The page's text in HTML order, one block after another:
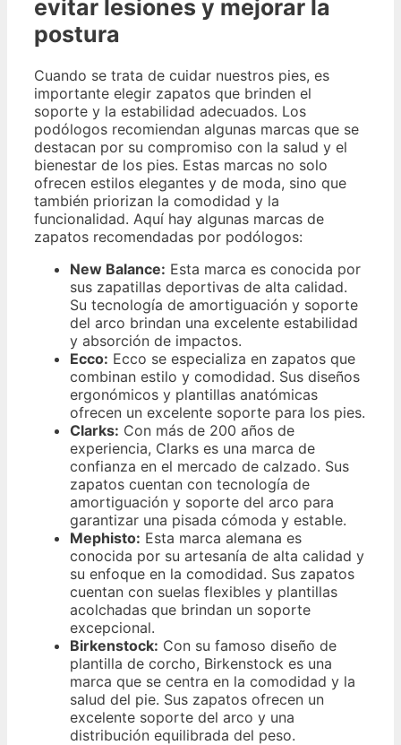
evitar lesiones y mejorar la
postura
Cuando se trata de cuidar nuestros pies, es
importante elegir zapatos que brinden el
soporte y la estabilidad adecuados. Los
podólogos recomiendan algunas marcas que se
destacan por su compromiso con la salud y el
bienestar de los pies. Estas marcas no solo
ofrecen estilos elegantes y de moda, sino que
también priorizan la comodidad y la
funcionalidad. Aquí hay algunas marcas de
zapatos recomendadas por podólogos:
New Balance: Esta marca es conocida por
sus zapatillas deportivas de alta calidad.
Su tecnología de amortiguación y soporte
del arco brindan una excelente estabilidad
y absorción de impactos.
Ecco: Ecco se especializa en zapatos que
combinan estilo y comodidad. Sus diseños
ergonómicos y plantillas anatómicas
ofrecen un excelente soporte para los pies.
Clarks: Con más de 200 años de
experiencia, Clarks es una marca de
confianza en el mercado de calzado. Sus
zapatos cuentan con tecnología de
amortiguación y soporte del arco para
garantizar una pisada cómoda y estable.
Mephisto: Esta marca alemana es
conocida por su artesanía de alta calidad y
su enfoque en la comodidad. Sus zapatos
cuentan con suelas flexibles y plantillas
acolchadas que brindan un soporte
excepcional.
Birkenstock: Con su famoso diseño de
plantilla de corcho, Birkenstock es una
marca que se centra en la comodidad y la
salud del pie. Sus zapatos ofrecen un
excelente soporte del arco y una
distribución equilibrada del peso.